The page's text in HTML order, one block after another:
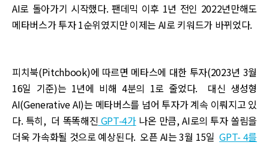
AI로 돌아가기 시작했다. 팬데믹 이후 1년 전인 2022년만해도
메타버스가 투자 1순위였지만 이제는 AI로 키워드가 바뀌었다.
피치북(Pitchbook)에 따르면 메타스에 대한 투자(2023년 3월
16일 기준)는 1년에 비해 4분의 1로 줄었다. 대신 생성형
AI(Generative AI)는 메타버스를 넘어 투자가 계속 이뤄지고 있
다. 특히, 더 똑똑해진 GPT-4가나온 만큼, AI로의 투자 쏠림을
더욱 가속화될 것으로 예상된다. 오픈 AI는 3월 15일GPT- 4를